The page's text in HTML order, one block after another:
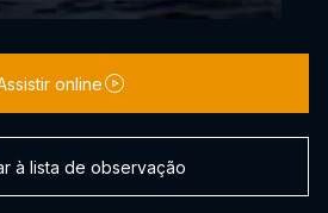
online
à lista de observação